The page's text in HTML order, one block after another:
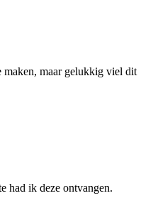
maken, maar gelukkig viel dit
had ik deze ontvangen.